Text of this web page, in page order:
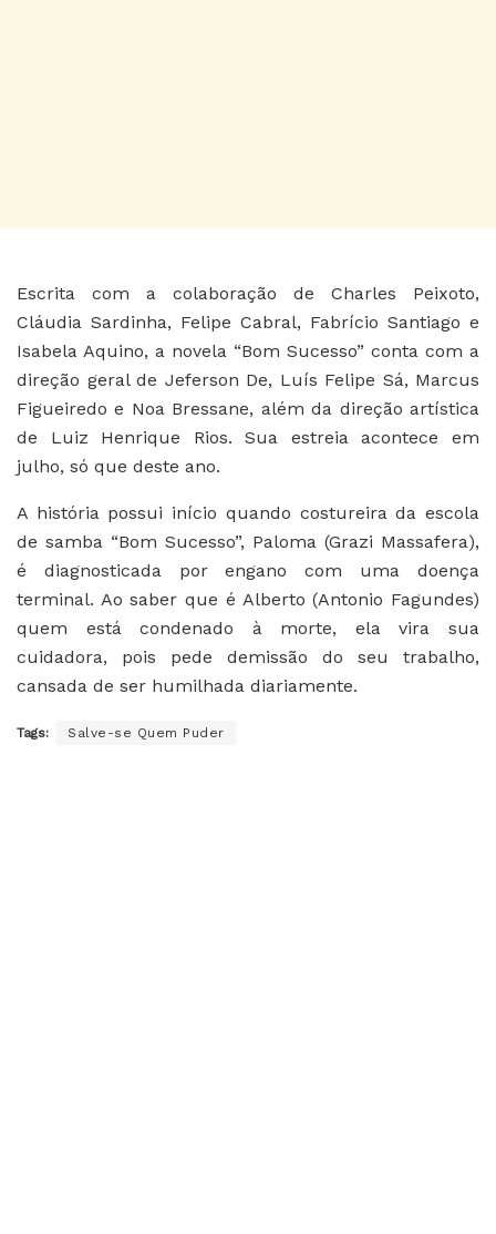
Escrita com a colaboração de Charles Peixoto,
Cláudia Sardinha, Felipe Cabral, Fabrício Santiago e
Isabela Aquino, a novela “Bom Sucesso” conta com a
direção geral de Jeferson De, Luís Felipe Sá, Marcus
Figueiredo e Noa Bressane, além da direção artística
de Luiz Henrique Rios. Sua estreia acontece em
julho, só que deste ano.
A história possui início quando costureira da escola
de samba “Bom Sucesso”, Paloma (Grazi Massafera),
é diagnosticada por engano com uma doença
terminal. Ao saber que é Alberto (Antonio Fagundes)
quem está condenado à morte, ela vira sua
cuidadora, pois pede demissão do seu trabalho,
cansada de ser humilhada diariamente.
Tags: Salve-se Quem Puder